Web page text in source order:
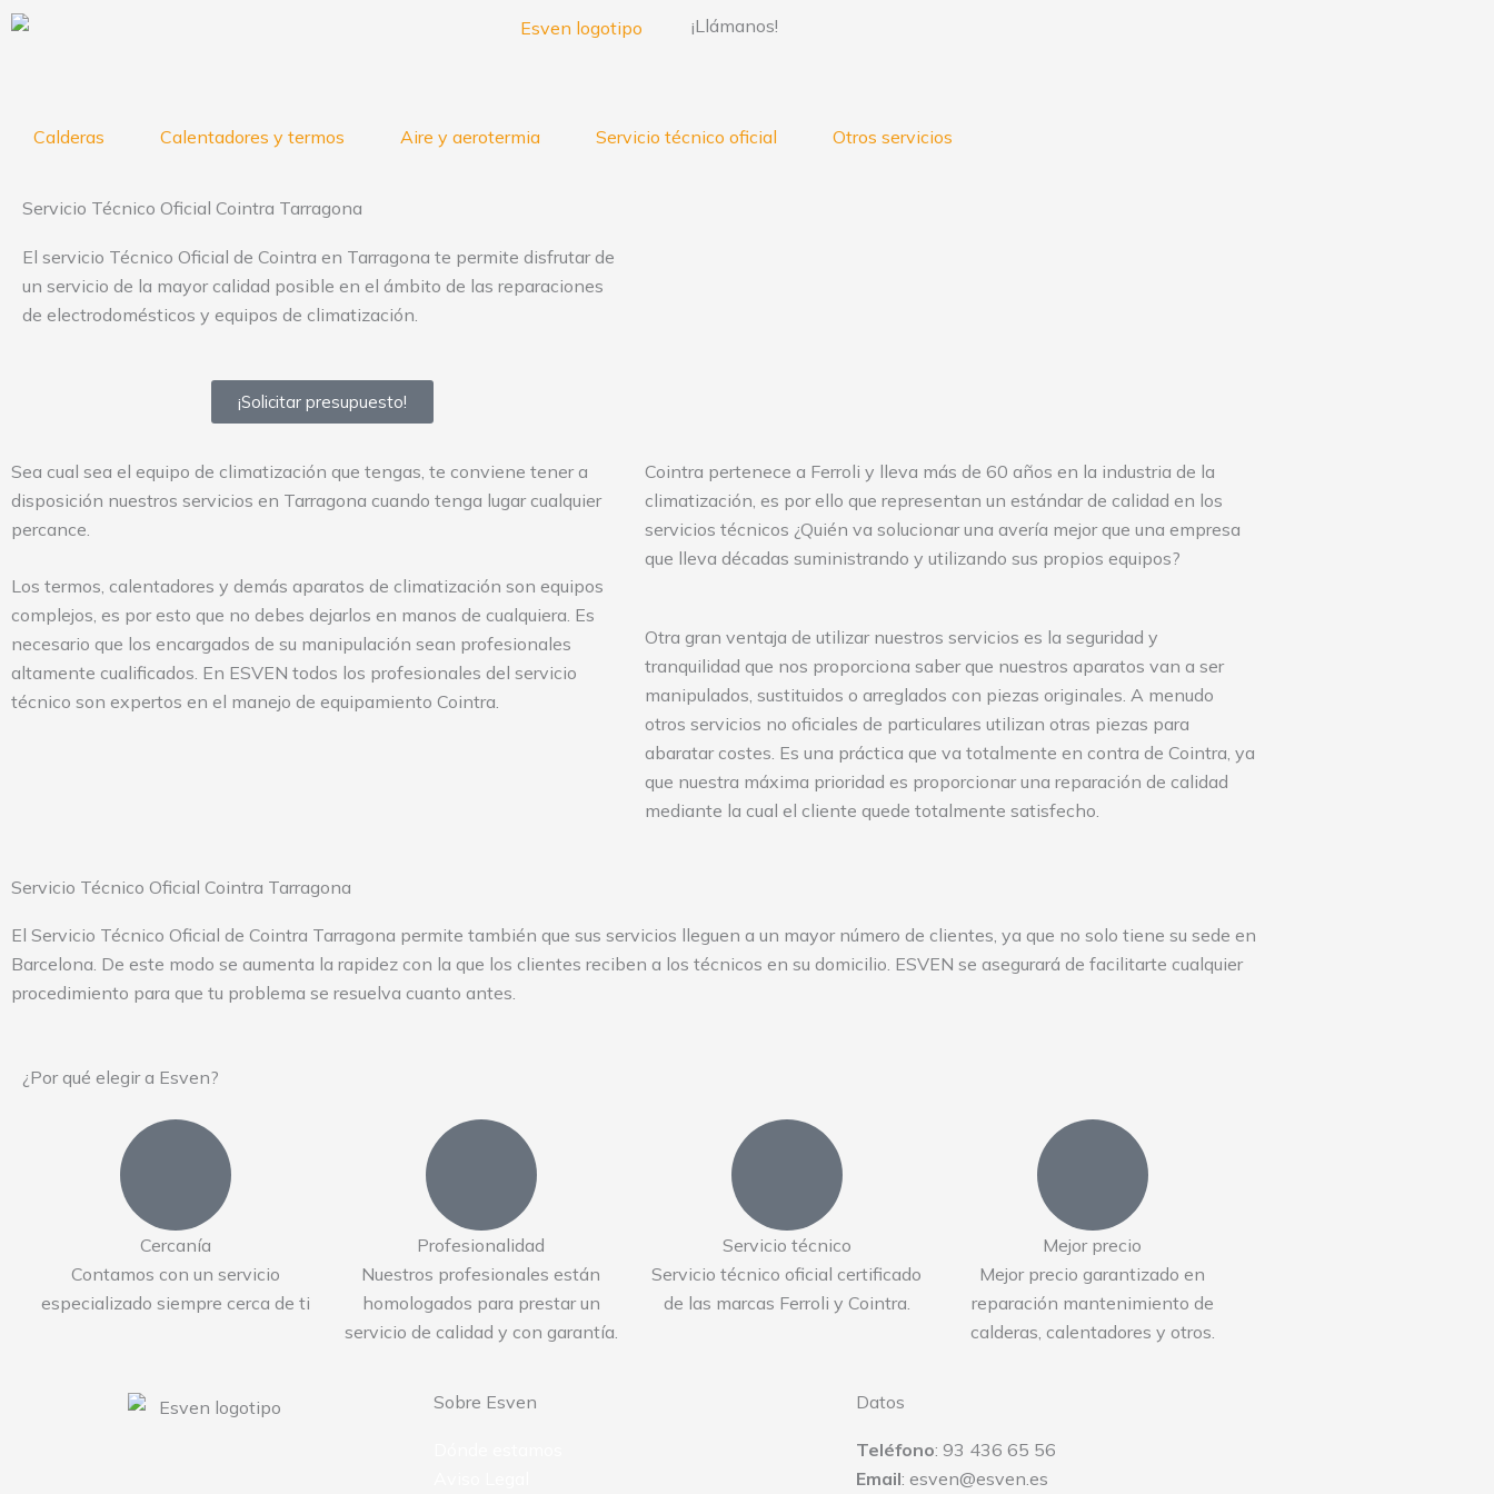
¡Llámanos!
Calderas Calentadores y termos Aire y aerotermia Servicio técnico oficial Otros servicios
Servicio Técnico Oficial Cointra Tarragona
El servicio Técnico Oficial de Cointra en Tarragona te permite disfrutar de
un servicio de la mayor calidad posible en el ámbito de las reparaciones
de electrodomésticos y equipos de climatización.
¡Solicitar presupuesto!
Sea cual sea el equipo de climatización que tengas, te conviene tener a
disposición nuestros servicios en Tarragona cuando tenga lugar cualquier
percance.
Los termos, calentadores y demás aparatos de climatización son equipos
complejos, es por esto que no debes dejarlos en manos de cualquiera. Es
necesario que los encargados de su manipulación sean profesionales
altamente cualificados. En ESVEN todos los profesionales del servicio
técnico son expertos en el manejo de equipamiento Cointra.
Cointra pertenece a Ferroli y lleva más de 60 años en la industria de la
climatización, es por ello que representan un estándar de calidad en los
servicios técnicos ¿Quién va solucionar una avería mejor que una empresa
que lleva décadas suministrando y utilizando sus propios equipos?
Otra gran ventaja de utilizar nuestros servicios es la seguridad y
tranquilidad que nos proporciona saber que nuestros aparatos van a ser
manipulados, sustituidos o arreglados con piezas originales. A menudo
otros servicios no oficiales de particulares utilizan otras piezas para
abaratar costes. Es una práctica que va totalmente en contra de Cointra, ya
que nuestra máxima prioridad es proporcionar una reparación de calidad
mediante la cual el cliente quede totalmente satisfecho.
Servicio Técnico Oficial Cointra Tarragona
El Servicio Técnico Oficial de Cointra Tarragona permite también que sus servicios lleguen a un mayor número de clientes, ya que no solo tiene su sede en
Barcelona. De este modo se aumenta la rapidez con la que los clientes reciben a los técnicos en su domicilio. ESVEN se asegurará de facilitarte cualquier
procedimiento para que tu problema se resuelva cuanto antes.
¿Por qué elegir a Esven?
Cercanía
Contamos con un servicio
especializado siempre cerca de ti
Profesionalidad
Nuestros profesionales están
homologados para prestar un
servicio de calidad y con garantía.
Servicio técnico
Servicio técnico oficial certificado
de las marcas Ferroli y Cointra.
Mejor precio
Mejor precio garantizado en
reparación mantenimiento de
calderas, calentadores y otros.
Sobre Esven Datos
Teléfono: 93 436 65 56
Email: esven@esven.es